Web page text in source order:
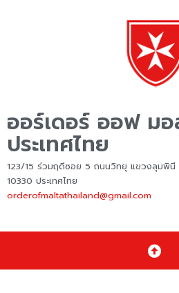
ออร์เดอร์ ออฟ มอ
ประเทศไทย
123/15 ร่วมฤดีซอย 5 ถนนวิทยุ แขวงลุมพินี
10330 ประเทศไทย
orderofmaltathailand@gmail.com